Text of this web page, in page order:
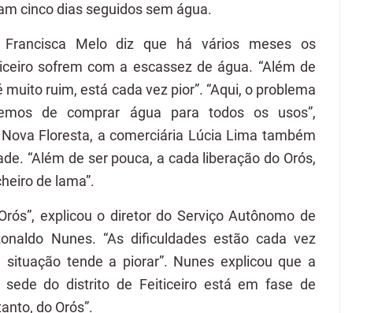
cinco dias seguidos sem água.
Melo diz que há vários meses os
sofrem com a escassez de água. “Além de
ruim, está cada vez pior”. “Aqui, o problema
de comprar água para todos os usos”,
Floresta, a comerciária Lúcia Lima também
“Além de ser pouca, a cada liberação do Orós,
de lama”.
explicou o diretor do Serviço Autônomo de
Nunes. “As dificuldades estão cada vez
tende a piorar”. Nunes explicou que a
do distrito de Feiticeiro está em fase de
do Orós”.